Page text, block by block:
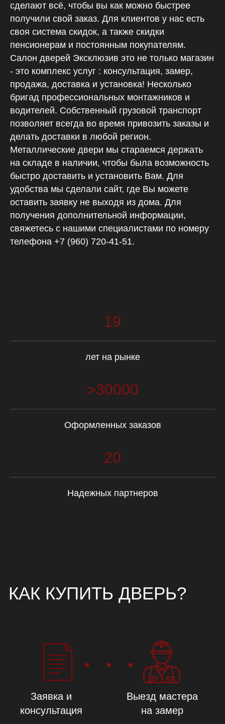
сделают всё, чтобы вы как можно быстрее
получили свой заказ. Для клиентов у нас есть
своя система скидок, а также скидки
пенсионерам и постоянным покупателям.
Салон дверей Эксклюзив это не только магазин
- это комплекс услуг : консультация, замер,
продажа, доставка и установка! Несколько
бригад профессиональных монтажников и
водителей. Собственный грузовой транспорт
позволяет всегда во время привозить заказы и
делать доставки в любой регион.
Металлические двери мы стараемся держать
на складе в наличии, чтобы была возможность
быстро доставить и установить Вам. Для
удобства мы сделали сайт, где Вы можете
оставить заявку не выходя из дома. Для
получения дополнительной информации,
свяжетесь с нашими специалистами по номеру
телефона +7 (960) 720-41-51.
19
лет на рынке
>30000
Оформленных заказов
20
Надежных партнеров
г. Покров, ул.Ленина 118, 3 этаж, ТЦ "Комфорт"
положениями части 2 статьи 437 ГК РФ. Цвет продукции,
представленной на сайте может отличаться от реального, в связи с
различными настройками ваших устройств для просмотра.